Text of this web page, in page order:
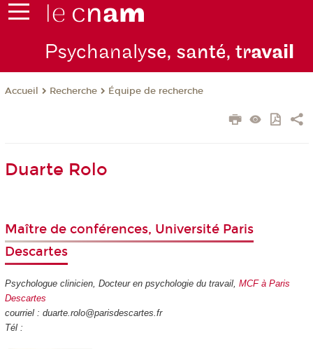
Psychanalyse, santé, travail
Accueil Recherche Équipe de recherche
Duarte Rolo
Maître de conférences, Université Paris
Descartes
Psychologue clinicien, Docteur en psychologie du travail, MCF à Paris
Descartes
courriel : duarte.rolo@parisdescartes.fr
Tél :